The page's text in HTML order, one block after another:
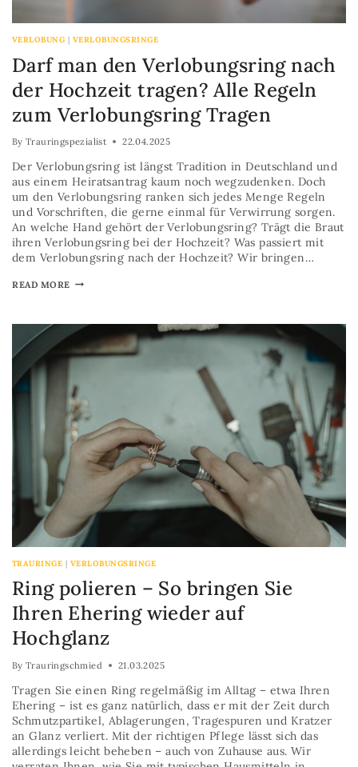
VERLOBUNG | VERLOBUNGSRINGE
Darf man den Verlobungsring nach
der Hochzeit tragen? Alle Regeln
zum Verlobungsring Tragen
By Trauringspezialist 22.04.2025
Der Verlobungsring ist längst Tradition in Deutschland und
aus einem Heiratsantrag kaum noch wegzudenken. Doch
um den Verlobungsring ranken sich jedes Menge Regeln
und Vorschriften, die gerne einmal für Verwirrung sorgen.
An welche Hand gehört der Verlobungsring? Trägt die Braut
ihren Verlobungsring bei der Hochzeit? Was passiert mit
dem Verlobungsring nach der Hochzeit? Wir bringen…
READ MORE
TRAURINGE | VERLOBUNGSRINGE
Ring polieren – So bringen Sie
Ihren Ehering wieder auf
Hochglanz
By Trauringschmied 21.03.2025
Tragen Sie einen Ring regelmäßig im Alltag – etwa Ihren
Ehering – ist es ganz natürlich, dass er mit der Zeit durch
Schmutzpartikel, Ablagerungen, Tragespuren und Kratzer
an Glanz verliert. Mit der richtigen Pflege lässt sich das
allerdings leicht beheben – auch von Zuhause aus. Wir